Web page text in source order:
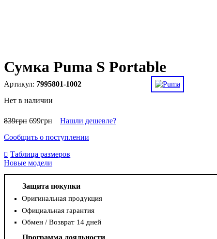
Сумка Puma S Portable
7995801-1002
Нет в наличии
839грн 699грн
Нашли дешевле?
Сообщить о поступлении
Таблица размеров
Новые модели
Защита покупки
Оригинальная продукция
Официальная гарантия
Обмен / Возврат 14 дней
Программа лояльности